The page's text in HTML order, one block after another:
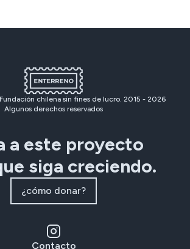
chilena sin fines de lucro. 2015 - 2026
Algunos derechos reservados
a este proyecto
siga creciendo.
¿cómo donar?
Contacto